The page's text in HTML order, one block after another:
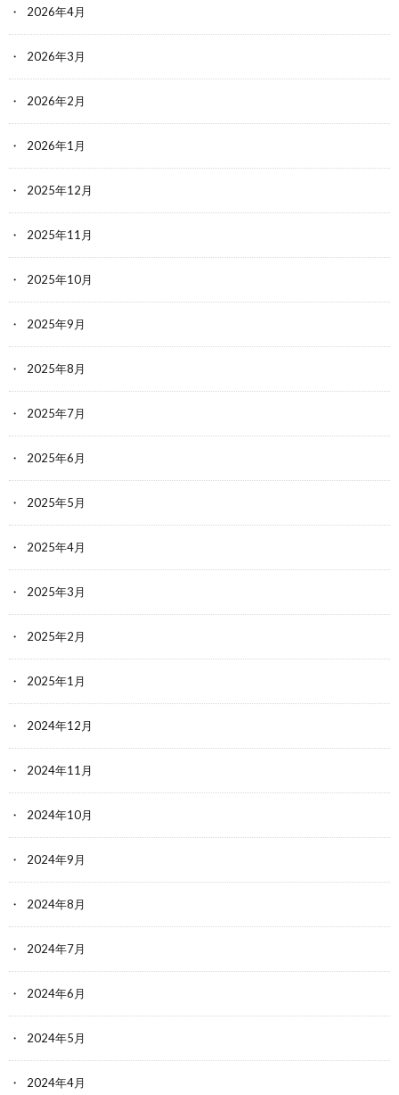
2026年4月
2026年3月
2026年2月
2026年1月
2025年12月
2025年11月
2025年10月
2025年9月
2025年8月
2025年7月
2025年6月
2025年5月
2025年4月
2025年3月
2025年2月
2025年1月
2024年12月
2024年11月
2024年10月
2024年9月
2024年8月
2024年7月
2024年6月
2024年5月
2024年4月